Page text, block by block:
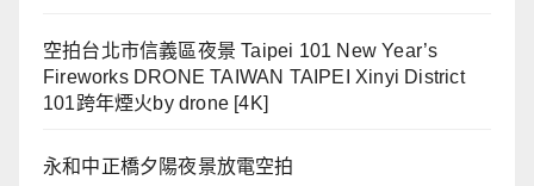
空拍台北市信義區夜景 Taipei 101 New Year’s
Fireworks DRONE TAIWAN TAIPEI Xinyi District
101跨年煙火by drone [4K]
永和中正橋夕陽夜景放電空拍